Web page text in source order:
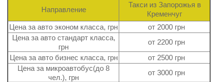
Направление
Такси из Запорожья в
Кременчуг
Цена за авто эконом класса, грн
от 2000 грн
Цена за авто стандарт класса,
грн
от 2200 грн
Цена за авто бизнес класса, грн
от 2500 грн
Цена за микроавтобус(до 8
чел.), грн
от 3000 грн